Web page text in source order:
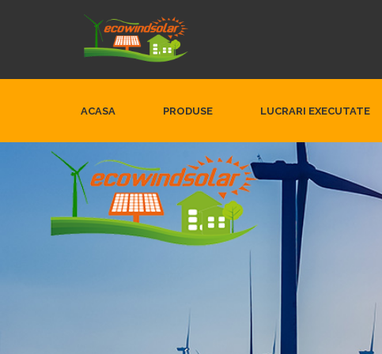
ACASA PRODUSE LUCRARI EXECUTATE